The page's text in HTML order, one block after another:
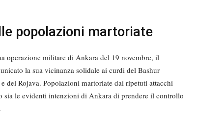
popolazioni martoriate
operazione militare di Ankara del 19 novembre, il
la sua vicinanza solidale ai curdi del Bashur
del Rojava. Popolazioni martoriate dai ripetuti attacchi
sia le evidenti intenzioni di Ankara di prendere il controllo